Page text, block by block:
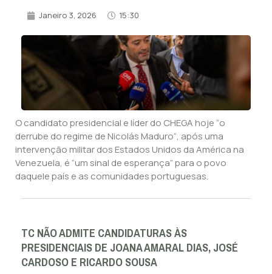
Janeiro 3, 2026 15:30
O candidato presidencial e líder do CHEGA hoje “o
derrube do regime de Nicolás Maduro“, após uma
intervenção militar dos Estados Unidos da América na
Venezuela, é “um sinal de esperança” para o povo
daquele país e as comunidades portuguesas.
TC NÃO ADMITE CANDIDATURAS ÀS
PRESIDENCIAIS DE JOANA AMARAL DIAS, JOSÉ
CARDOSO E RICARDO SOUSA